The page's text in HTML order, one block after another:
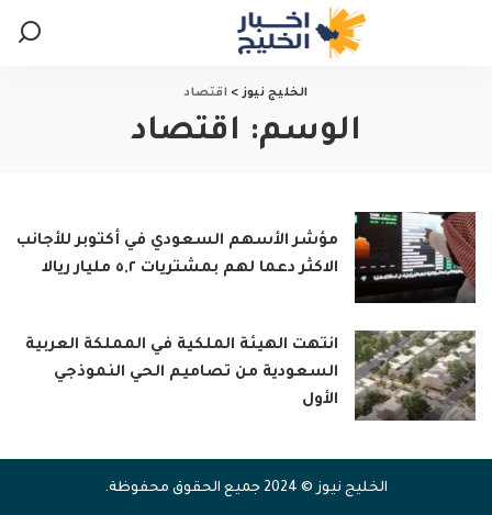
الخليج نيوز> اقتصاد
الوسم: اقتصاد
مؤشر الأسهم السعودي في أكتوبر للأجانب
الاكثر دعما لهم بمشتريات ٥,٢ مليار ريالا
انتهت الهيئة الملكية في المملكة العربية
السعودية من تصاميم الحي النموذجي
الأول
الخليج نيوز © 2024 جميع الحقوق محفوظة.